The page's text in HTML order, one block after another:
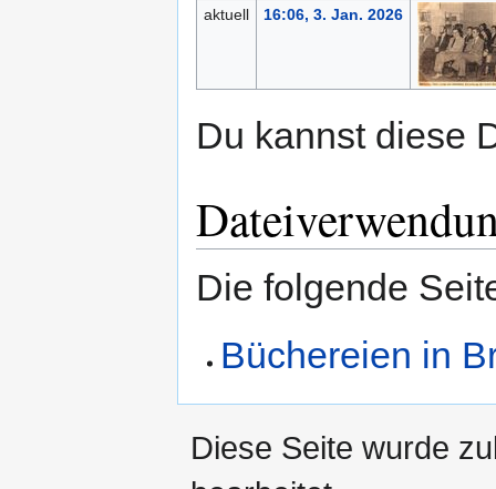
aktuell
16:06, 3. Jan. 2026
Du kannst diese
Die folgende
Büchereien in
Diese Seite wurde